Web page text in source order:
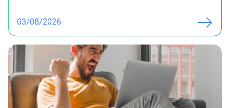
03/08/2026